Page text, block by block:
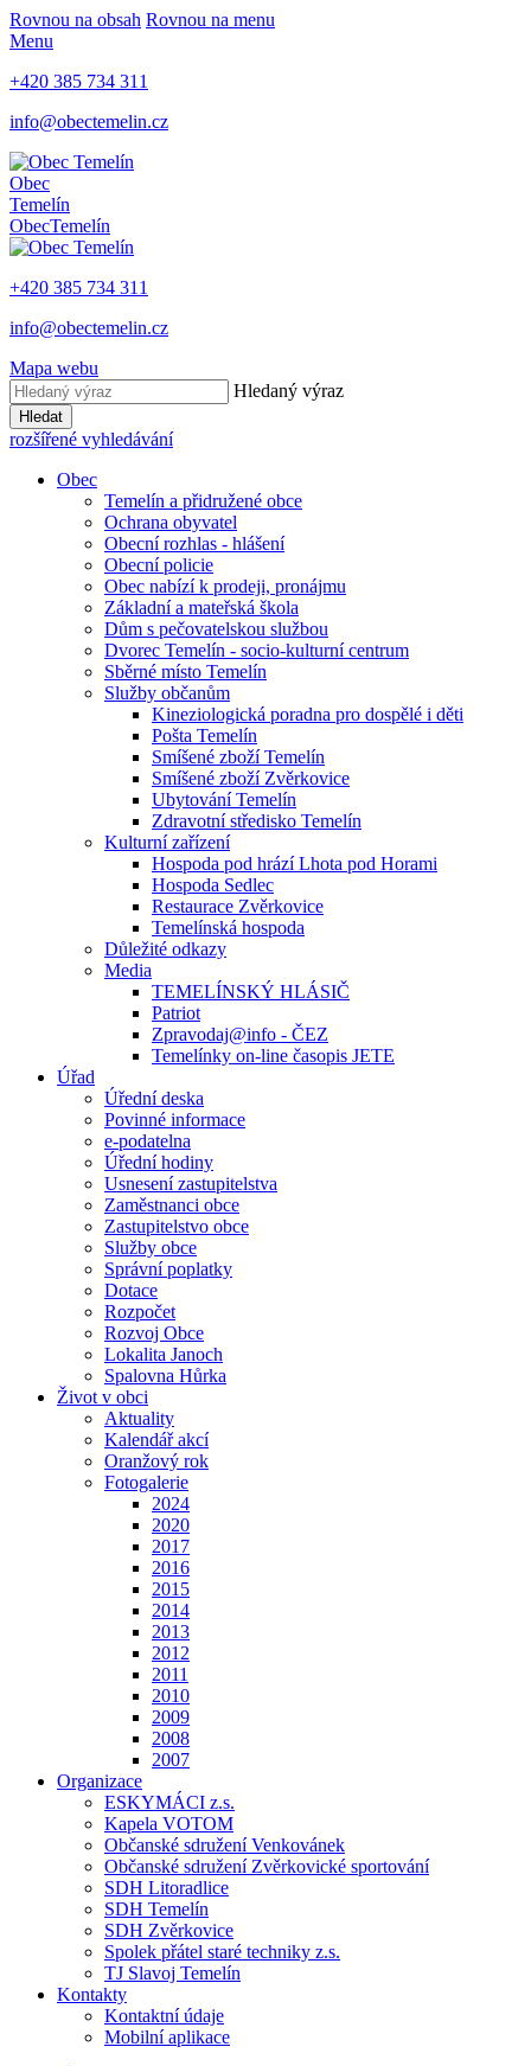
Rovnou na obsah Rovnou na menu
Menu
+420 385 734 311
info@obectemelin.cz
Obec
Temelín
ObecTemelín
+420 385 734 311
info@obectemelin.cz
Mapa webu
Hledaný výraz
Hledat
rozšířené vyhledávání
Obec
Temelín a přidružené obce
Ochrana obyvatel
Obecní rozhlas - hlášení
Obecní policie
Obec nabízí k prodeji, pronájmu
Základní a mateřská škola
Dům s pečovatelskou službou
Dvorec Temelín - socio-kulturní centrum
Sběrné místo Temelín
Služby občanům
Kineziologická poradna pro dospělé i děti
Pošta Temelín
Smíšené zboží Temelín
Smíšené zboží Zvěrkovice
Ubytování Temelín
Zdravotní středisko Temelín
Kulturní zařízení
Hospoda pod hrází Lhota pod Horami
Hospoda Sedlec
Restaurace Zvěrkovice
Temelínská hospoda
Důležité odkazy
Media
TEMELÍNSKÝ HLÁSIČ
Patriot
Zpravodaj@info - ČEZ
Temelínky on-line časopis JETE
Úřad
Úřední deska
Povinné informace
e-podatelna
Úřední hodiny
Usnesení zastupitelstva
Zaměstnanci obce
Zastupitelstvo obce
Služby obce
Správní poplatky
Dotace
Rozpočet
Rozvoj Obce
Lokalita Janoch
Spalovna Hůrka
Život v obci
Aktuality
Kalendář akcí
Oranžový rok
Fotogalerie
2024
2020
2017
2016
2015
2014
2013
2012
2011
2010
2009
2008
2007
Organizace
ESKYMÁCI z.s.
Kapela VOTOM
Občanské sdružení Venkovánek
Občanské sdružení Zvěrkovické sportování
SDH Litoradlice
SDH Temelín
SDH Zvěrkovice
Spolek přátel staré techniky z.s.
TJ Slavoj Temelín
Kontakty
Kontaktní údaje
Mobilní aplikace